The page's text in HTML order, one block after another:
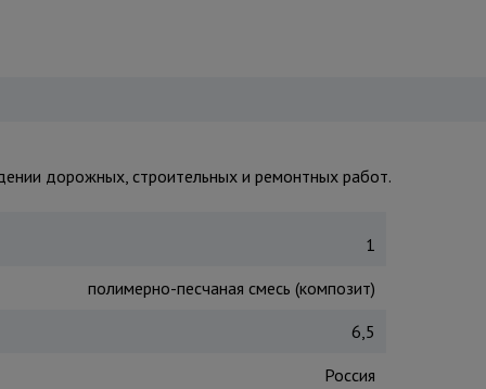
дорожных, строительных и ремонтных работ.
1
полимерно-песчаная смесь (композит)
6,5
Россия